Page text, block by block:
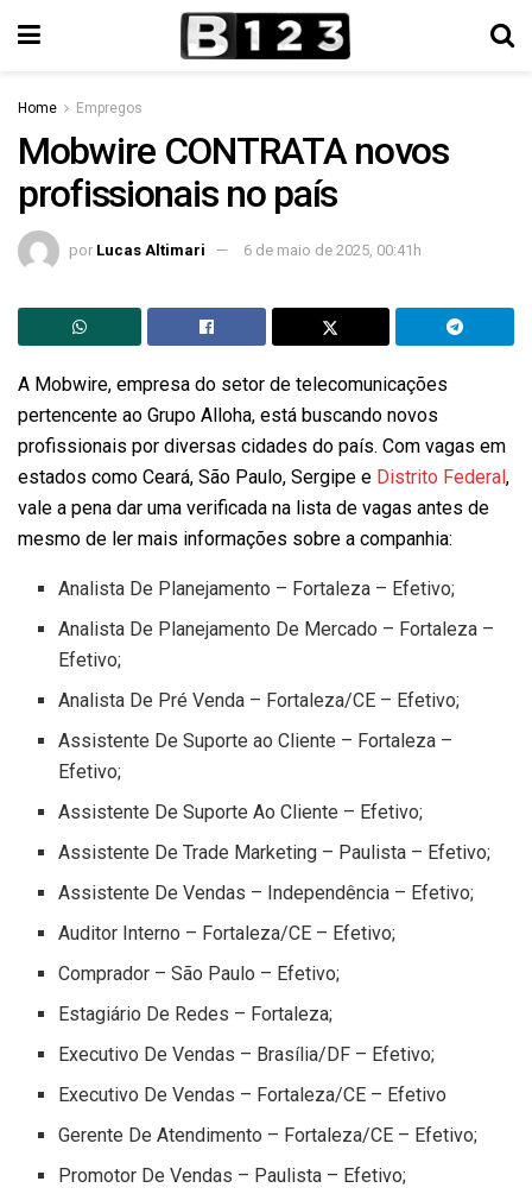
Home Empregos
Mobwire CONTRATA novos
profissionais no país
por Lucas Altimari 6 de maio de 2025, 00:41h
A Mobwire, empresa do setor de telecomunicações
pertencente ao Grupo Alloha, está buscando novos
profissionais por diversas cidades do país. Com vagas em
estados como Ceará, São Paulo, Sergipe e Distrito Federal,
vale a pena dar uma verificada na lista de vagas antes de
mesmo de ler mais informações sobre a companhia:
Analista De Planejamento – Fortaleza – Efetivo;
Analista De Planejamento De Mercado – Fortaleza –
Efetivo;
Analista De Pré Venda – Fortaleza/CE – Efetivo;
Assistente De Suporte ao Cliente – Fortaleza –
Efetivo;
Assistente De Suporte Ao Cliente – Efetivo;
Assistente De Trade Marketing – Paulista – Efetivo;
Assistente De Vendas – Independência – Efetivo;
Auditor Interno – Fortaleza/CE – Efetivo;
Comprador – São Paulo – Efetivo;
Estagiário De Redes – Fortaleza;
Executivo De Vendas – Brasília/DF – Efetivo;
Executivo De Vendas – Fortaleza/CE – Efetivo
Gerente De Atendimento – Fortaleza/CE – Efetivo;
Promotor De Vendas – Paulista – Efetivo;